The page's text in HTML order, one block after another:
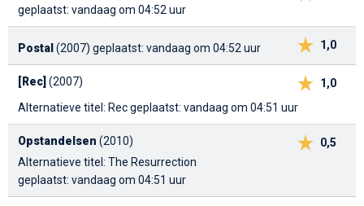
geplaatst: vandaag om 04:52 uur
1,0
Postal (2007) geplaatst: vandaag om 04:52 uur
1,0
[Rec] (2007)
Alternatieve titel: Recgeplaatst: vandaag om 04:51 uur
0,5
Opstandelsen (2010)
Alternatieve titel: The Resurrection
geplaatst: vandaag om 04:51 uur